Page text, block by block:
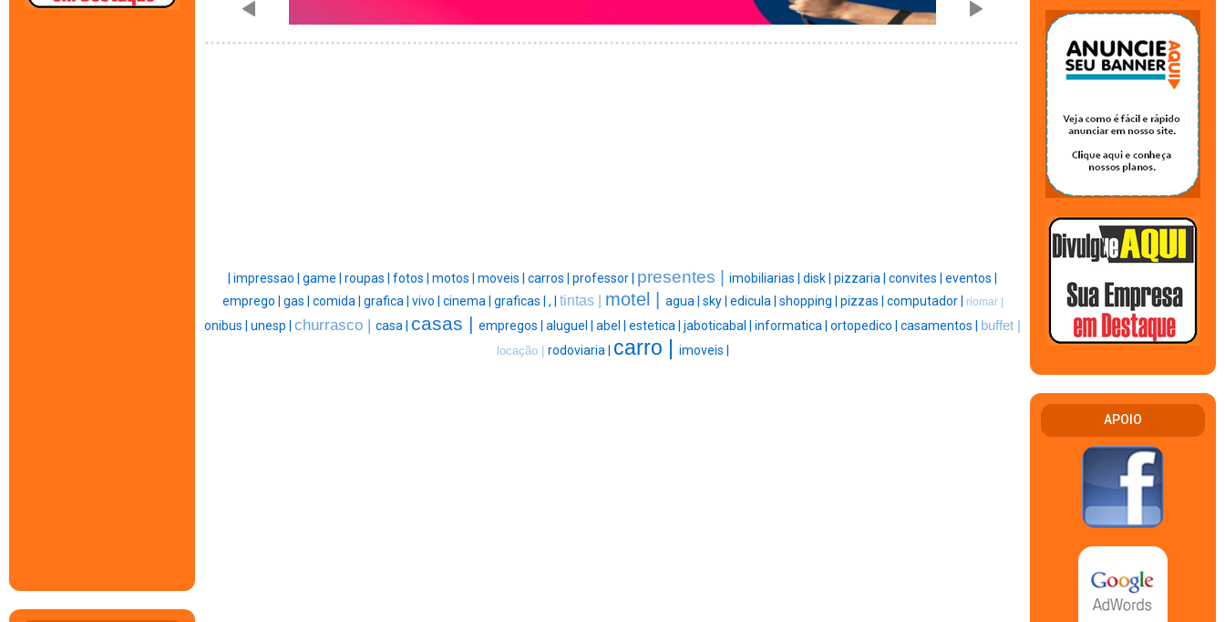
impressao | game | roupas | fotos | motos | moveis | carros | professor | presentes | imobiliarias | disk | pizzaria | convites | eventos |
emprego | gas | comida | grafica | vivo | cinema | graficas | , | tintas | motel | agua | sky | edicula | shopping | pizzas | computador | riomar |
onibus | unesp | churrasco | casa | casas | empregos | aluguel | abel | estetica | jaboticabal | informatica | ortopedico | casamentos | buffet |
locação | rodoviaria | carro | imoveis |
APOIO